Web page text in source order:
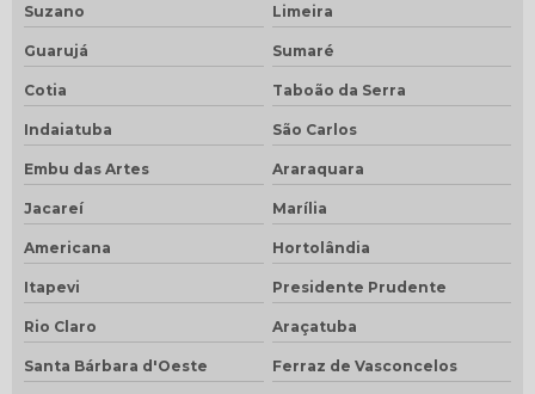
Suzano Limeira
Guarujá Sumaré
Cotia Taboão da Serra
Indaiatuba São Carlos
Embu das Artes Araraquara
Jacareí Marília
Americana Hortolândia
Itapevi Presidente Prudente
Rio Claro Araçatuba
Santa Bárbara d'Oeste Ferraz de Vasconcelos